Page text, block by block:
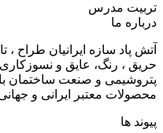
تربیت مدرس
درباره ما
آتش پاد سازه ایرانیان
حریق ، رنگ، عایق و نسوزکاری
پتروشیمی و صنعت ساختمان
محصولات معتبر ایرانی و
پیوند ها